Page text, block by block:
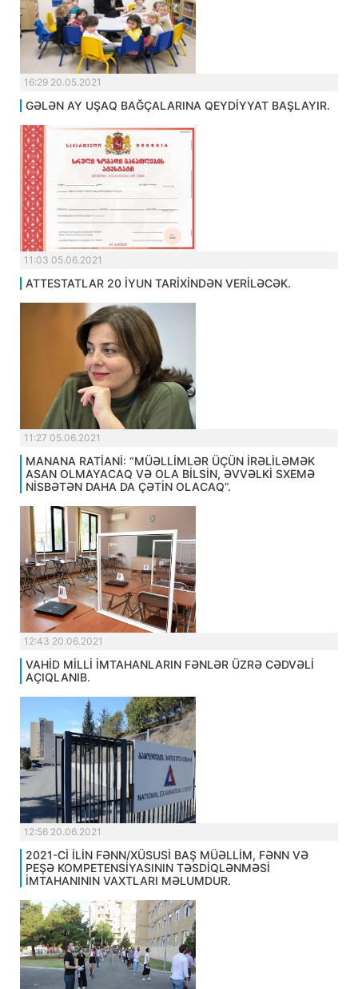
16:29 20.05.2021
GƏLƏN AY UŞAQ BAĞÇALARINA QEYDİYYAT BAŞLAYIR.
11:03 05.06.2021
ATTESTATLAR 20 İYUN TARİXİNDƏN VERİLƏCƏK.
11:27 05.06.2021
MANANA RATİANİ: “MÜƏLLİMLƏR ÜÇÜN İRƏLİLƏMƏK
ASAN OLMAYACAQ VƏ OLA BİLSİN, ƏVVƏLKİ SXEMƏ
NİSBƏTƏN DAHA DA ÇƏTİN OLACAQ”.
12:43 20.06.2021
VAHİD MİLLİ İMTAHANLARIN FƏNLƏR ÜZRƏ CƏDVƏLİ
AÇIQLANIB.
12:56 20.06.2021
2021-Cİ İLİN FƏNN/XÜSUSİ BAŞ MÜƏLLİM, FƏNN VƏ
PEŞƏ KOMPETENSİYASININ TƏSDİQLƏNMƏSİ
İMTAHANININ VAXTLARI MƏLUMDUR.